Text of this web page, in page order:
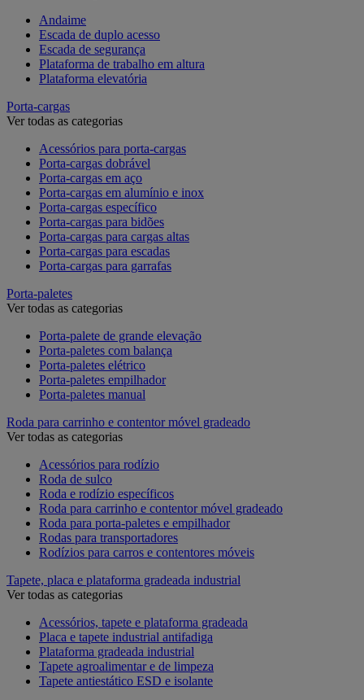
Andaime
Escada de duplo acesso
Escada de segurança
Plataforma de trabalho em altura
Plataforma elevatória
Porta-cargas
Ver todas as categorias
Acessórios para porta-cargas
Porta-cargas dobrável
Porta-cargas em aço
Porta-cargas em alumínio e inox
Porta-cargas específico
Porta-cargas para bidões
Porta-cargas para cargas altas
Porta-cargas para escadas
Porta-cargas para garrafas
Porta-paletes
Ver todas as categorias
Porta-palete de grande elevação
Porta-paletes com balança
Porta-paletes elétrico
Porta-paletes empilhador
Porta-paletes manual
Roda para carrinho e contentor móvel gradeado
Ver todas as categorias
Acessórios para rodízio
Roda de sulco
Roda e rodízio específicos
Roda para carrinho e contentor móvel gradeado
Roda para porta-paletes e empilhador
Rodas para transportadores
Rodízios para carros e contentores móveis
Tapete, placa e plataforma gradeada industrial
Ver todas as categorias
Acessórios, tapete e plataforma gradeada
Placa e tapete industrial antifadiga
Plataforma gradeada industrial
Tapete agroalimentar e de limpeza
Tapete antiestático ESD e isolante